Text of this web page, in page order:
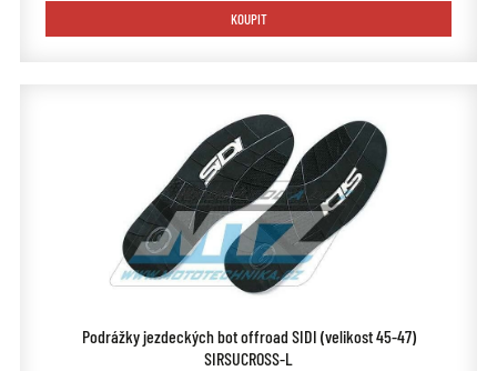
KOUPIT
Podrážky jezdeckých bot offroad SIDI (velikost 45-47)
SIRSUCROSS-L